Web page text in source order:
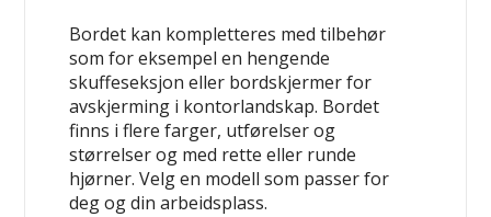
Bordet kan kompletteres med tilbehør
som for eksempel en hengende
skuffeseksjon eller bordskjermer for
avskjerming i kontorlandskap. Bordet
finns i flere farger, utførelser og
størrelser og med rette eller runde
hjørner. Velg en modell som passer for
deg og din arbeidsplass.